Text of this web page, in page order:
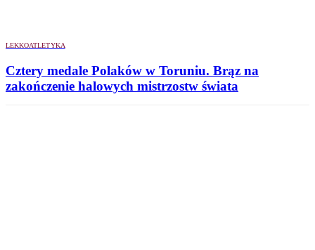
LEKKOATLETYKA
Cztery medale Polaków w Toruniu. Brąz na
zakończenie halowych mistrzostw świata